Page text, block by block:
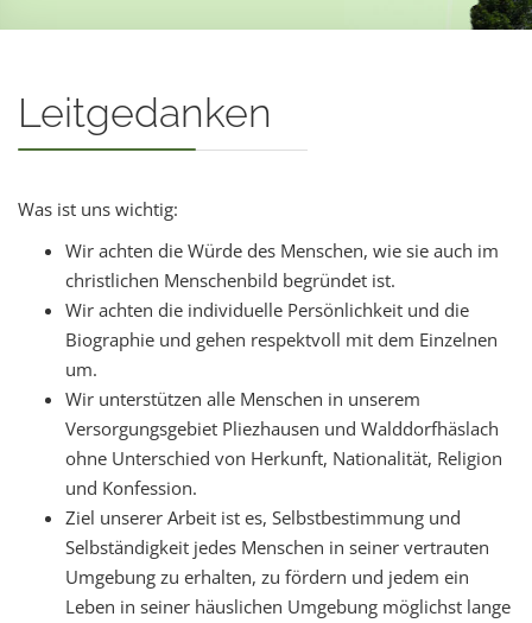
Leitgedanken
Was ist uns wichtig:
Wir achten die Würde des Menschen, wie sie auch im
christlichen Menschenbild begründet ist.
Wir achten die individuelle Persönlichkeit und die
Biographie und gehen respektvoll mit dem Einzelnen
um.
Wir unterstützen alle Menschen in unserem
Versorgungsgebiet Pliezhausen und Walddorfhäslach
ohne Unterschied von Herkunft, Nationalität, Religion
und Konfession.
Ziel unserer Arbeit ist es, Selbstbestimmung und
Selbständigkeit jedes Menschen in seiner vertrauten
Umgebung zu erhalten, zu fördern und jedem ein
Leben in seiner häuslichen Umgebung möglichst lange